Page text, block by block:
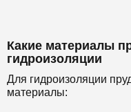
Какие материалы
гидроизоляции
Для гидроизоляции
материалы: